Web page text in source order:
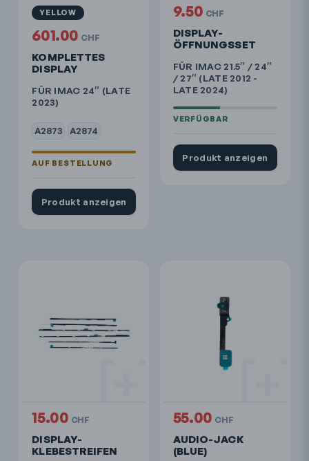
KOMPLETTES
DISPLAY
FÜR IMAC 24″ (LATE
2023)
A2873 A2874
YELLOW
601.00 CHF
Produkt anzeigen
DISPLAY-
ÖFFNUNGSSET
FÜR IMAC 21.5″ / 24″
/ 27″ (LATE 2012 -
LATE 2024)
9.50 CHF
Produkt anzeigen
DISPLAY-
KLEBESTREIFEN
15.00 CHF
AUDIO-JACK
(BLUE)
55.00 CHF